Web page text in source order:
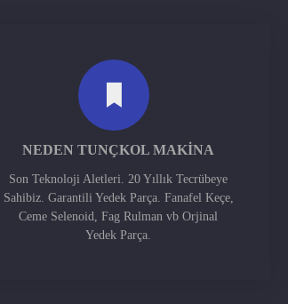
NEDEN TUNÇKOL MAKINA
Son Teknoloji Aletleri. 20 Yıllık Tecrübeye
Sahibiz. Garantili Yedek Parça. Fanafel Keçe,
Ceme Selenoid, Fag Rulman vb Orjinal
Yedek Parça.